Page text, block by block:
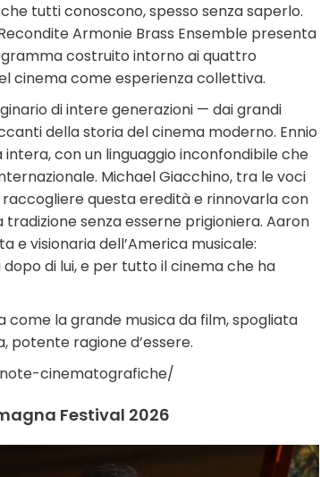
tutti conoscono, spesso senza saperlo.
Armonie Brass Ensemble presenta
costruito intorno ai quattro
cinema come esperienza collettiva.
di intere generazioni — dai grandi
della storia del cinema moderno. Ennio
con un linguaggio inconfondibile che
Michael Giacchino, tra le voci
questa eredità e rinnovarla con
senza esserne prigioniera. Aaron
e visionaria dell’America musicale:
di lui, e per tutto il cinema che ha
la grande musica da film, spogliata
potente ragione d’essere.
cinematografiche/
Festival 2026